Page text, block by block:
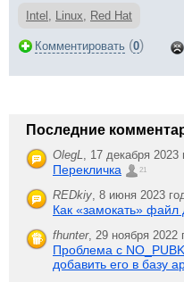
Intel , Linux, Red Hat
Комментировать (0)
Последние
OlegL, 17 декабря
Перекличка 21
REDkiy, 8 июня 2023
Как «замокать» файл
fhunter, 29 ноября 2022
Проблема с
добавить его в базу